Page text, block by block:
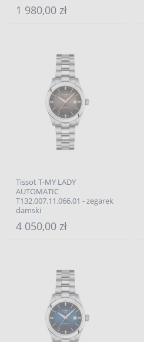
1 980,00 zł
Tissot T-MY LADY
AUTOMATIC
T132.007.11.066.01 - zegarek
damski
4 050,00 zł